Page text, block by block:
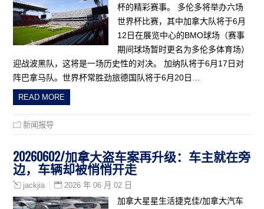
杯的精彩赛事。 多伦多将举办六场
世界杯比赛，其中加拿大队将于6月
12日在展览中心的BMO球场（赛事
期间球场暂时更名为多伦多体育场）
迎战波黑队，这将是一场历史性的对决。 加纳队将于6月17日对
阵巴拿马队。世界杯常胜劲旅德国队将于6月20日…
READ MORE
新闻报导
20260602/加拿大盗车案再升级：车主就在旁
边，车辆却被悄悄开走
jackjia 2026 年 06 月 02 日
加拿大星星生活捷克佳/加拿大汽车